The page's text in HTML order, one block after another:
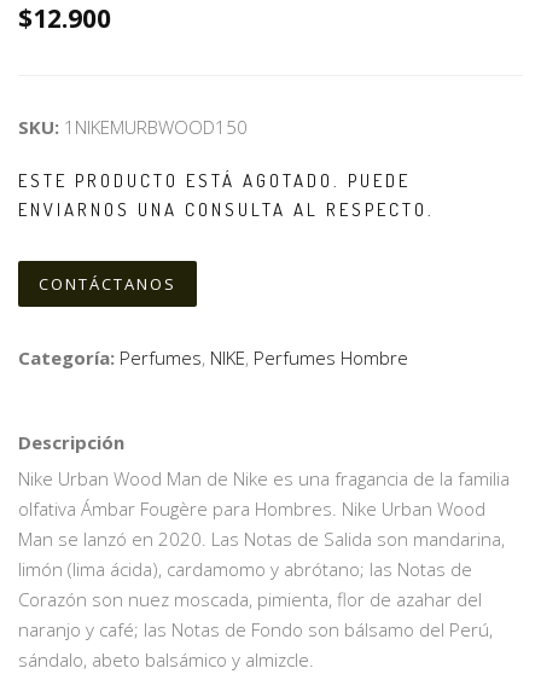
$12.900
SKU: 1NIKEMURBWOOD150
ESTE PRODUCTO ESTÁ AGOTADO. PUEDE
ENVIARNOS UNA CONSULTA AL RESPECTO.
CONTÁCTANOS
Categoría: Perfumes, NIKE, Perfumes Hombre
Descripción
Nike Urban Wood Man de Nike es una fragancia de la familia
olfativa Ámbar Fougère para Hombres. Nike Urban Wood
Man se lanzó en 2020. Las Notas de Salida son mandarina,
limón (lima ácida), cardamomo y abrótano; las Notas de
Corazón son nuez moscada, pimienta, flor de azahar del
naranjo y café; las Notas de Fondo son bálsamo del Perú,
sándalo, abeto balsámico y almizcle.